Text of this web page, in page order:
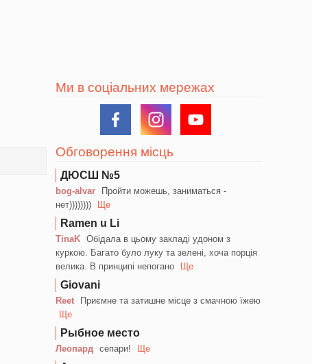
Ми в соціальних мережах
Обговорення місць
ДЮСШ №5
bog-alvar
Пройти можешь, заниматься -
нет))))))))
Ще
Ramen u Li
TinaK Обідала в цьому закладі удоном з
куркою. Багато було луку та зелені, хоча порція
велика. В принципі непогано
Ще
Giovani
Reet
Приємне та затишне місце з смачною їжею
Ще
Рыбное место
Леопард сепари! Ще